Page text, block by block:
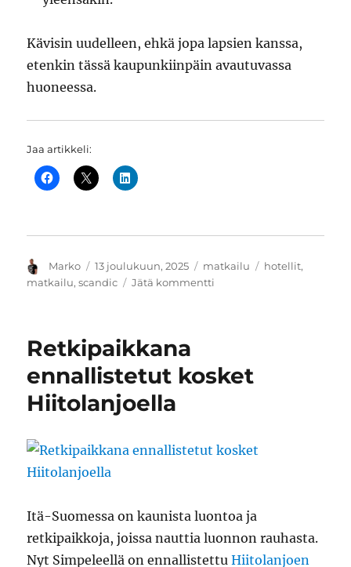
Kävisin uudelleen, ehkä jopa lapsien kanssa,
etenkin tässä kaupunkiinpäin avautuvassa
huoneessa.
Jaa artikkeli:
Kirjoittaja
Marko Julkaistu
13 joulukuun, 2025 Kategoriat
matkailu Avainsanat
hotellit,
matkailu,scandic Jätä kommentti
Retkipaikkana
ennallistetut kosket
Hiitolanjoella
Itä-Suomessa on kaunista luontoa ja
retkipaikkoja, joissa nauttia luonnon rauhasta.
Nyt Simpeleellä on ennallistettuHiitolanjoen